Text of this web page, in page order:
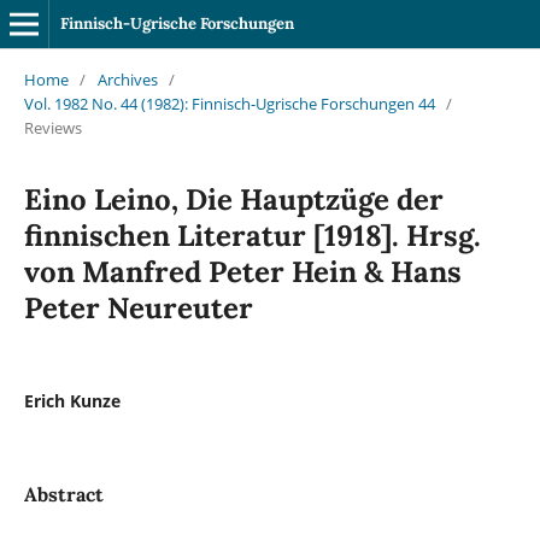
Finnisch-Ugrische Forschungen
Home / Archives /
Vol. 1982 No. 44 (1982): Finnisch-Ugrische Forschungen 44 /
Reviews
Eino Leino, Die Hauptzüge der
finnischen Literatur [1918]. Hrsg.
von Manfred Peter Hein & Hans
Peter Neureuter
Erich Kunze
Abstract